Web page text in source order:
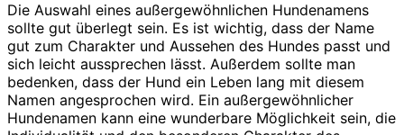
Die Auswahl eines außergewöhnlichen Hundenamens
sollte gut überlegt sein. Es ist wichtig, dass der Name
gut zum Charakter und Aussehen des Hundes passt und
sich leicht aussprechen lässt. Außerdem sollte man
bedenken, dass der Hund ein Leben lang mit diesem
Namen angesprochen wird. Ein außergewöhnlicher
Hundenamen kann eine wunderbare Möglichkeit sein, die